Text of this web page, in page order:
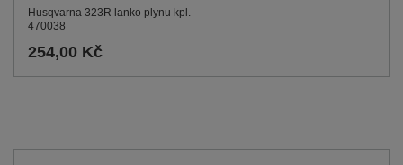
Husqvarna 323R lanko plynu kpl.
470038
254,00 Kč